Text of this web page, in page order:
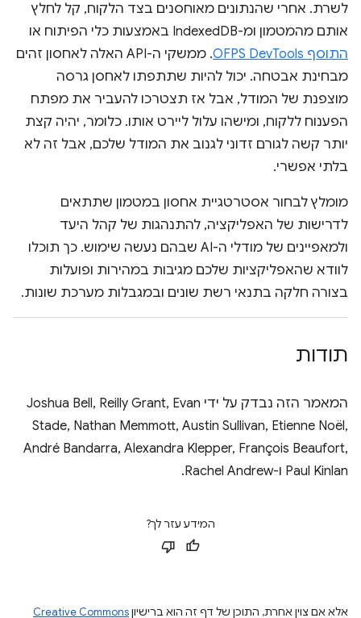
לשרת. אחרי שהנתונים מאוחסנים בצד הלקוח, קל לחלץ
אותם מהמטמון ומ-IndexedDB באמצעות כלי הפיתוח או
התוסף OFPS DevTools
. ממשקי ה-API האלה לאחסון זהים
מבחינת אבטחה. יכול להיות שתתפתו לאחסן גרסה
מוצפנת של המודל, אבל אז תצטרכו להעביר את מפתח
הפענוח ללקוח, ומישהו עלול ליירט אותו. כלומר, יהיה קצת
יותר קשה לגורם זדוני לגנוב את המודל שלכם, אבל זה לא
בלתי אפשרי.
מומלץ לבחור אסטרטגיית אחסון במטמון שתתאים
לדרישות של האפליקציה, להתנהגות של קהל היעד
ולמאפיינים של מודלי ה-AI שבהם נעשה שימוש. כך תוכלו
לוודא שהאפליקציות שלכם מגיבות במהירות ופועלות
בצורה חלקה בתנאי רשת שונים ובמגבלות מערכת שונות.
תודות
המאמר הזה נבדק על ידי Joshua Bell, Reilly Grant, Evan
Stade, Nathan Memmott, Austin Sullivan, Etienne Noël,
André Bandarra, Alexandra Klepper, François Beaufort,
Paul Kinlan ו-Rachel Andrew.
המידע עזר לך?
אלא אם צוין אחרת, התוכן של דף זה הוא ברישיוןCreative Commons